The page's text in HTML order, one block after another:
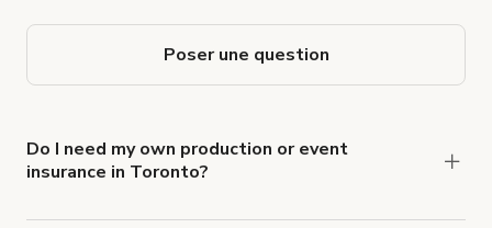
Poser une question
Do I need my own production or event
insurance in Toronto?